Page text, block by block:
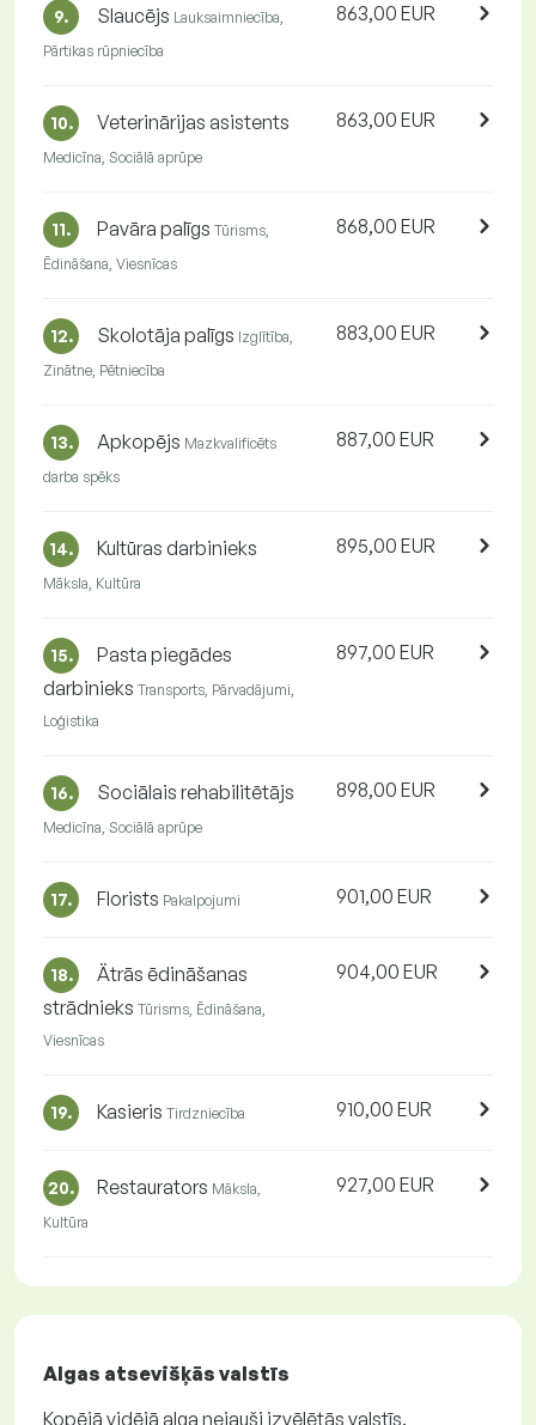
9. Slaucējs Lauksaimniecība,
Pārtikas rūpniecība
863,00 EUR
10. Veterinārijas asistents
Medicīna, Sociālā aprūpe
863,00 EUR
11. Pavāra palīgs Tūrisms,
Ēdināšana, Viesnīcas
868,00 EUR
12. Skolotāja palīgs Izglītība,
Zinātne, Pētniecība
883,00 EUR
13. Apkopējs Mazkvalificēts
darba spēks
887,00 EUR
14. Kultūras darbinieks
Māksla, Kultūra
895,00 EUR
15.
Pasta piegādes
darbinieks Transports, Pārvadājumi,
Loģistika
897,00 EUR
16. Sociālais rehabilitētājs
Medicīna, Sociālā aprūpe
898,00 EUR
17. Florists Pakalpojumi 901,00 EUR
18.
Ätrās ēdināšanas
strādnieks Tūrisms, Ēdināšana,
Viesnīcas
904,00 EUR
19. Kasieris Tirdzniecība 910,00 EUR
20. Restaurators Māksla,
Kultūra
927,00 EUR
Algas atsevišķās valstīs
Kopējā vidējā alga nejauši izvēlētās valstīs.